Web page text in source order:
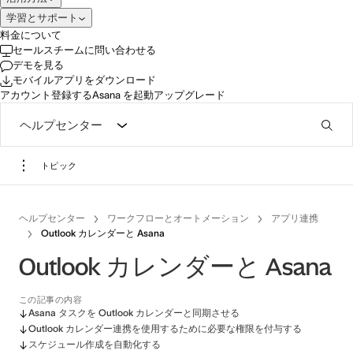
学習とサポート
料金について
セールスチームに問い合わせる
デモを見る
モバイルアプリをダウンロード
アカウント登録するAsana を起動アップグレード
ヘルプセンター
トピック
ヘルプセンター ワークフローとオートメーション
アプリ連携
Outlook カレンダーと Asana
Outlook カレンダーと Asana
この記事の内容
Asana タスクを Outlook カレンダーと同期させる
Outlook カレンダー連携を使用するために必要な権限を付与する
スケジュール作成を自動化する